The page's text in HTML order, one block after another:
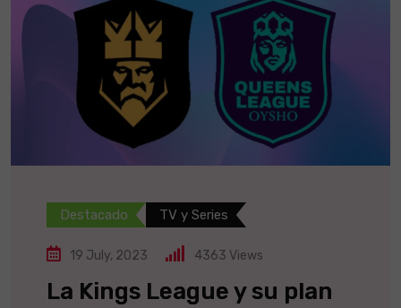
Destacado TV y Series
19 July, 2023 4363 Views
La Kings League y su plan